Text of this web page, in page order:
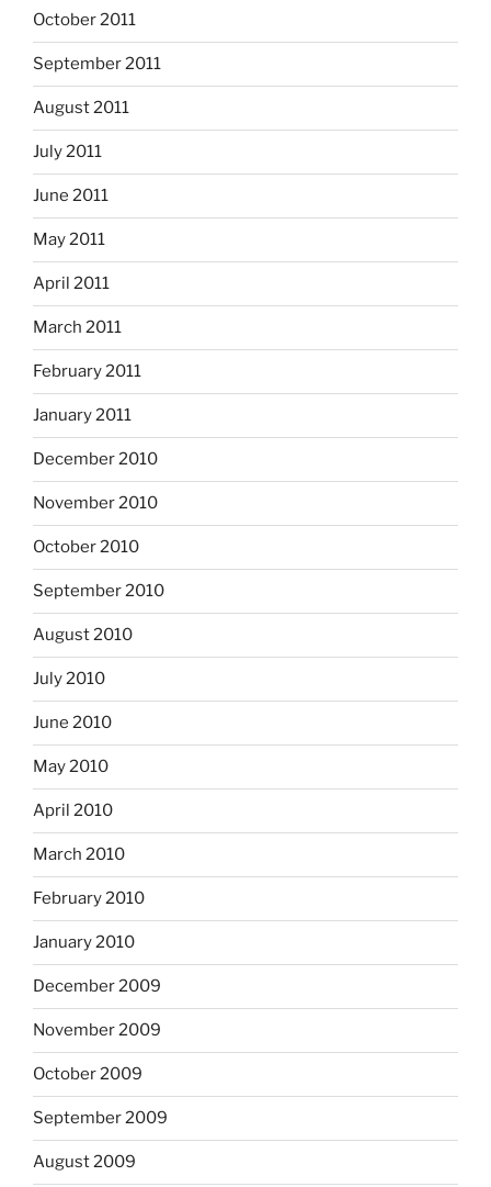
October 2011
September 2011
August 2011
July 2011
June 2011
May 2011
April 2011
March 2011
February 2011
January 2011
December 2010
November 2010
October 2010
September 2010
August 2010
July 2010
June 2010
May 2010
April 2010
March 2010
February 2010
January 2010
December 2009
November 2009
October 2009
September 2009
August 2009